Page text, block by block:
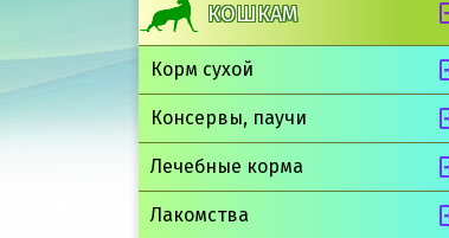
КОШКАМ
Корм сухой
Консервы, паучи
Лечебные корма
Лакомства